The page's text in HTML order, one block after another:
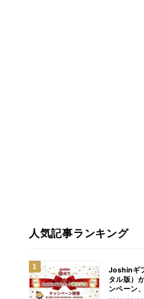
人気記事ランキング
Joshinギ
タル版）
ンペーン